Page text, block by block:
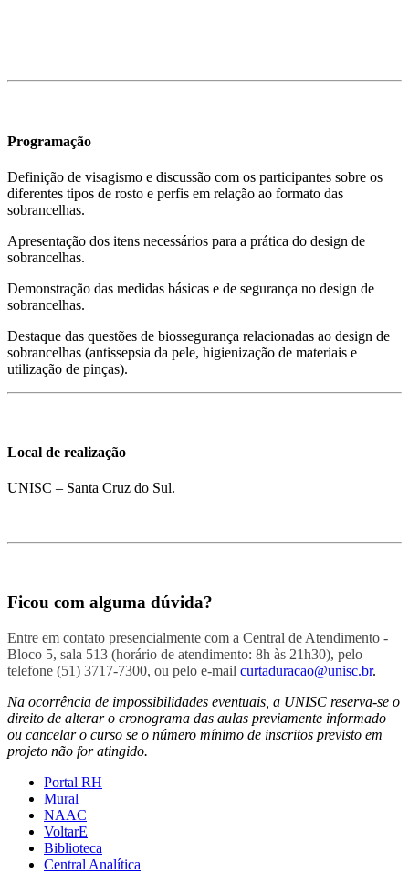
Programação
Definição de visagismo e discussão com os participantes sobre os
diferentes tipos de rosto e perfis em relação ao formato das
sobrancelhas.
Apresentação dos itens necessários para a prática do design de
sobrancelhas.
Demonstração das medidas básicas e de segurança no design de
sobrancelhas.
Destaque das questões de biossegurança relacionadas ao design de
sobrancelhas (antissepsia da pele, higienização de materiais e
utilização de pinças).
Local de realização
UNISC – Santa Cruz do Sul.
Ficou com alguma dúvida?
Entre em contato presencialmente com a Central de Atendimento -
Bloco 5, sala 513 (horário de atendimento: 8h às 21h30), pelo
telefone (51) 3717-7300, ou pelo e-mail curtaduracao@unisc.br.
Na ocorrência de impossibilidades eventuais, a UNISC reserva-se o
direito de alterar o cronograma das aulas previamente informado
ou cancelar o curso se o número mínimo de inscritos previsto em
projeto não for atingido.
Portal RH
Mural
NAAC
VoltarE
Biblioteca
Central Analítica